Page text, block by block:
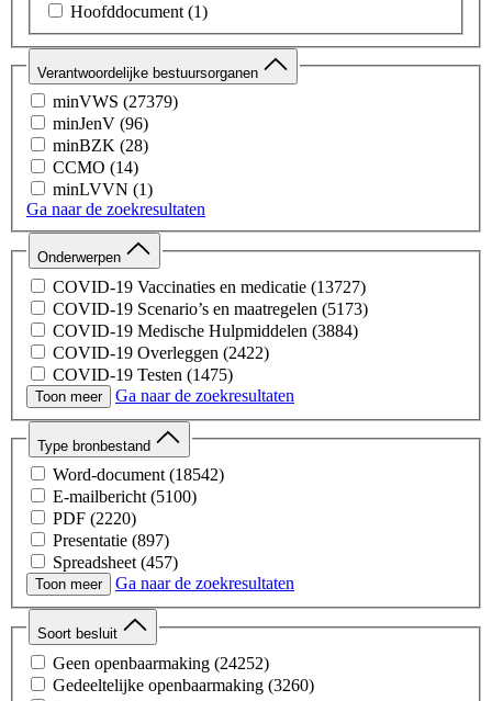
Hoofddocument (1)
Verantwoordelijke bestuursorganen
minVWS (27379)
minJenV (96)
minBZK (28)
CCMO (14)
minLVVN (1)
Ga naar de zoekresultaten
Onderwerpen
COVID-19 Vaccinaties en medicatie (13727)
COVID-19 Scenario’s en maatregelen (5173)
COVID-19 Medische Hulpmiddelen (3884)
COVID-19 Overleggen (2422)
COVID-19 Testen (1475)
COVID-19 Digitale Middelen (445)
Chats (173)
COVID-19 Overleggen Overig (119)
COVID-19 Woo-besluiten RIVM
COVID-19 Capaciteit Ziekenhuizen
Toon meer Ga naar de zoekresultaten
Type bronbestand
Word-document (18542)
E-mailbericht (5100)
PDF (2220)
Presentatie (897)
Spreadsheet (457)
Chatbericht (173)
Onbekend (118)
Afbeelding (5)
Webpagina (2)
Notitie (2)
Video (1)
Toon meer Ga naar de zoekresultaten
Soort besluit
Geen openbaarmaking (24252)
Gedeeltelijke openbaarmaking (3260)